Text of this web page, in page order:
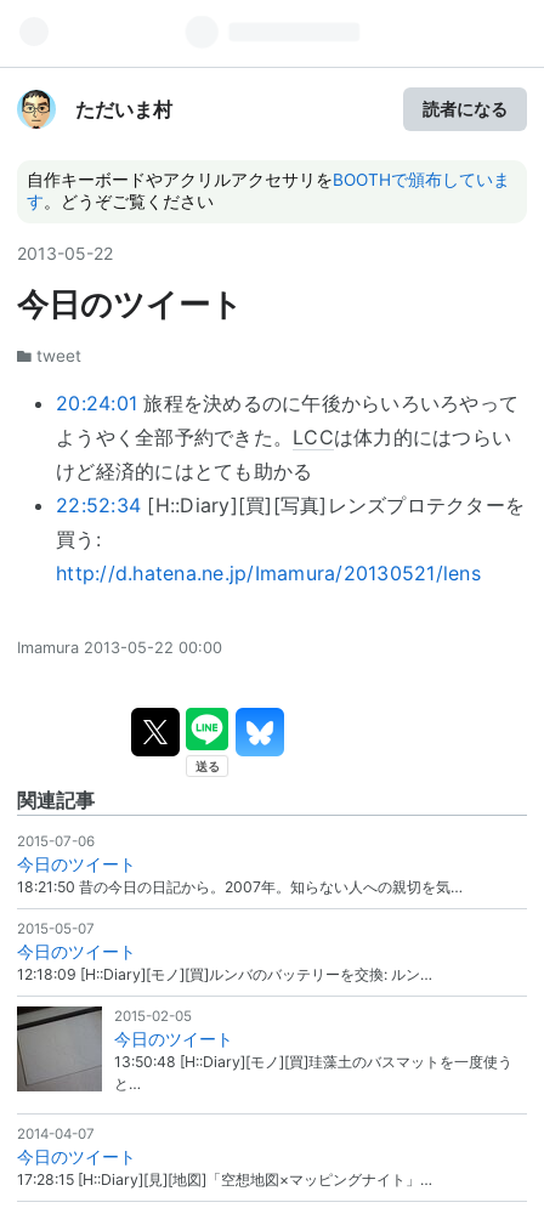
ただいま村 読者になる
自作キーボードやアクリルアクセサリをBOOTHで頒布していま
す。どうぞご覧ください
2013-05-22
今日のツイート
tweet
20:24:01 旅程を決めるのに午後からいろいろやって
ようやく全部予約できた。 LCCは体力的にはつらい
けど経済的にはとても助かる
22:52:34 [H::Diary][買][写真]レンズプロテクターを
買う:
http://d.hatena.ne.jp/Imamura/20130521/lens
Imamura 2013-05-22 00:00
関連記事
2015-07-06
今日のツイート
18:21:50 昔の今日の日記から。2007年。知らない人への親切を気…
2015-05-07
今日のツイート
12:18:09 [H::Diary][モノ][買]ルンバのバッテリーを交換: ルン…
2015-02-05
今日のツイート
13:50:48 [H::Diary][モノ][買]珪藻土のバスマットを一度使う
と…
2014-04-07
今日のツイート
17:28:15 [H::Diary][見][地図]「空想地図×マッピングナイト」…